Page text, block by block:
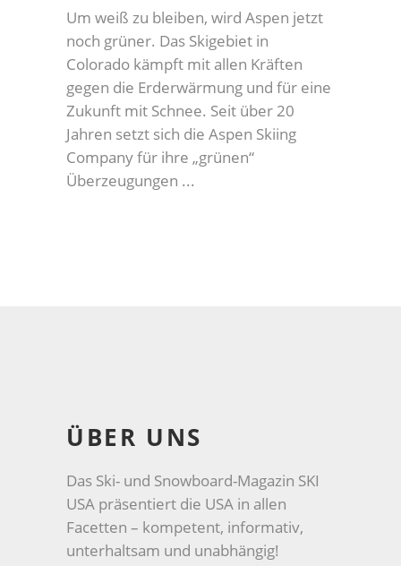
Um weiß zu bleiben, wird Aspen jetzt
noch grüner. Das Skigebiet in
Colorado kämpft mit allen Kräften
gegen die Erderwärmung und für eine
Zukunft mit Schnee. Seit über 20
Jahren setzt sich die Aspen Skiing
Company für ihre „grünen“
Überzeugungen
ÜBER UNS
Das Ski- und Snowboard-Magazin SKI
USA präsentiert die USA in allen
Facetten – kompetent, informativ,
unterhaltsam und unabhängig!